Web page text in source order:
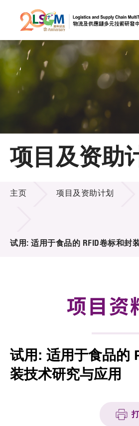
跳到内容（按回车键）
会
A A
主页
关于LSCM
技术商品化
合作计划
征求研发项目计划书
项目伙伴
项目及资助
项目及资助计划
主页 项目及资助计划
试用: 适用于食品的 RFID卷标和封
项目资
试用: 适用于食品的
装技术研究与应用